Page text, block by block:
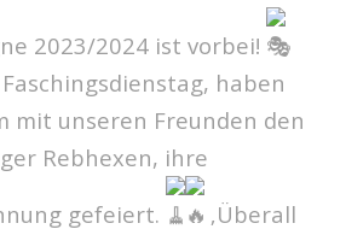
2023/2024 ist vorbei!
haben
mit unseren Freunden den
Rebhexen, ihre
gefeiert.
‚Überall